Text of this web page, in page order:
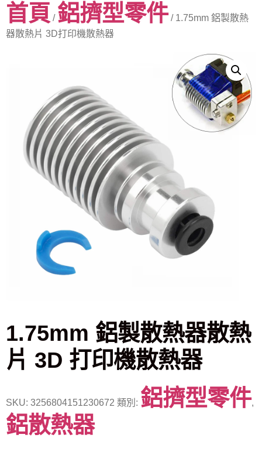
首頁 / 鋁擠型零件/ 1.75mm 鋁製散熱
器散熱片 3D打印機散熱器
1.75mm 鋁製散熱器散熱
片 3D 打印機散熱器
SKU: 3256804151230672 類別: 鋁擠型零件,
鋁散熱器